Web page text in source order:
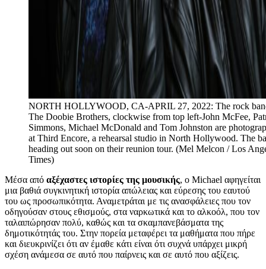
NORTH HOLLYWOOD, CA-APRIL 27, 2022: The rock
The Doobie Brothers, clockwise from top left-John McFee,
Simmons, Michael McDonald and Tom Johnston are
at Third Encore, a rehearsal studio in North Hollywood. The
heading out soon on their reunion tour. (Mel Melcon / Los
Times)
Μέσα από αξέχαστες ιστορίες της μουσικής, ο Michael αφηγείται
μια βαθιά συγκινητική ιστορία απώλειας και εύρεσης του εαυτού
του ως προσωπικότητα. Αναμετράται με τις ανασφάλειες που τον
οδηγούσαν στους εθισμούς, στα ναρκωτικά και το αλκοόλ, που τον
ταλαιπώρησαν πολύ, καθώς και τα σκαμπανεβάσματα της
δημοτικότητάς του. Στην πορεία μεταφέρει τα μαθήματα που πήρε
και διευκρινίζει ότι αν έμαθε κάτι είναι ότι συχνά υπάρχει μικρή
σχέση ανάμεσα σε αυτό που παίρνεις και σε αυτό που αξίζεις.